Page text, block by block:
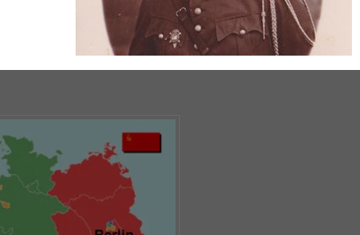
d’occupation confiées aux 3 grands vainqueurs et à la